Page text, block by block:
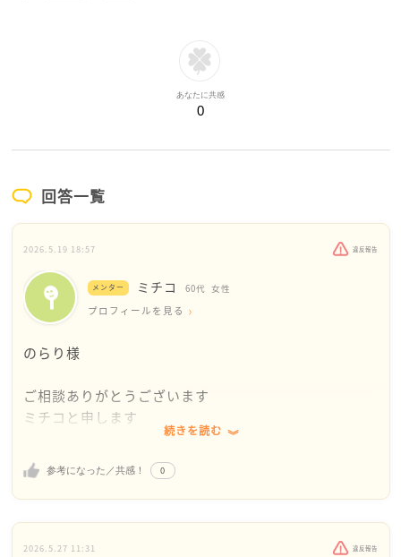
あなたに共感
0
回答一覧
2026.5.19 18:57 違反報告
メンター ミチコ 60代 女性
プロフィールを見る
のらり様
ご相談ありがとうございます
ミチコと申します
お母様と同じ会社との事ですが、そうするとのらりさ
んの評判も自然とお母様の耳に入るのではないでしょ
うか。
お母様の側からすると、
続きを読む
参考になった／共感！ 0
2026.5.27 11:31 違反報告